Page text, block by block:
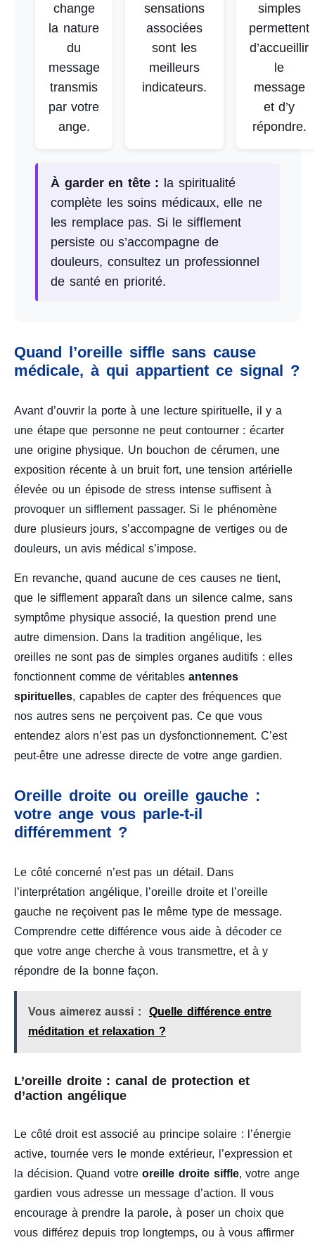
change
la nature
du
message
transmis
par votre
ange.
sensations
associées
sont les
meilleurs
indicateurs.
simples
permettent
d’accueillir
le
message
et d’y
répondre.
À garder en tête : la spiritualité
complète les soins médicaux, elle ne
les remplace pas. Si le sifflement
persiste ou s’accompagne de
douleurs, consultez un professionnel
de santé en priorité.
Quand l’oreille siffle sans cause
médicale, à qui appartient ce signal ?
Avant d’ouvrir la porte à une lecture spirituelle, il y a
une étape que personne ne peut contourner : écarter
une origine physique. Un bouchon de cérumen, une
exposition récente à un bruit fort, une tension artérielle
élevée ou un épisode de stress intense suffisent à
provoquer un sifflement passager. Si le phénomène
dure plusieurs jours, s’accompagne de vertiges ou de
douleurs, un avis médical s’impose.
En revanche, quand aucune de ces causes ne tient,
que le sifflement apparaît dans un silence calme, sans
symptôme physique associé, la question prend une
autre dimension. Dans la tradition angélique, les
oreilles ne sont pas de simples organes auditifs : elles
fonctionnent comme de véritablesantennes
spirituelles, capables de capter des fréquences que
nos autres sens ne perçoivent pas. Ce que vous
entendez alors n’est pas un dysfonctionnement. C’est
peut-être une adresse directe de votre ange gardien.
Oreille droite ou oreille gauche :
votre ange vous parle-t-il
différemment ?
Le côté concerné n’est pas un détail. Dans
l’interprétation angélique, l’oreille droite et l’oreille
gauche ne reçoivent pas le même type de message.
Comprendre cette différence vous aide à décoder ce
que votre ange cherche à vous transmettre, et à y
répondre de la bonne façon.
Vous aimerez aussi :
Quelle différence entre
méditation et relaxation ?
L’oreille droite : canal de protection et
d’action angélique
Le côté droit est associé au principe solaire : l’énergie
active, tournée vers le monde extérieur, l’expression et
la décision. Quand votreoreille droite siffle, votre ange
gardien vous adresse un message d’action. Il vous
encourage à prendre la parole, à poser un choix que
vous différez depuis trop longtemps, ou à vous affirmer